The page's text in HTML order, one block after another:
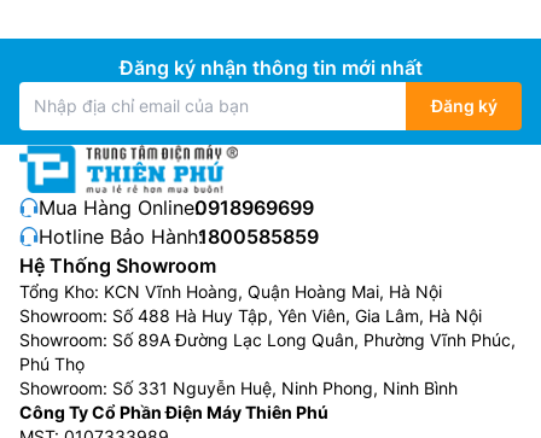
Đăng ký nhận thông tin mới nhất
Đăng ký
Mua Hàng Online:0918969699
Hotline Bảo Hành:1800585859
Hệ Thống Showroom
Tổng Kho: KCN Vĩnh Hoàng, Quận Hoàng Mai, Hà Nội
Showroom: Số 488 Hà Huy Tập, Yên Viên, Gia Lâm, Hà Nội
Showroom: Số 89A Đường Lạc Long Quân, Phường Vĩnh Phúc,
Phú Thọ
Showroom: Số 331 Nguyễn Huệ, Ninh Phong, Ninh Bình
Công Ty Cổ Phần Điện Máy Thiên Phú